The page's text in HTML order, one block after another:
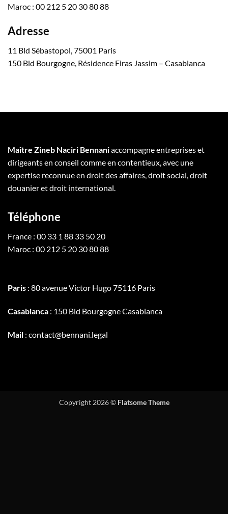
Maroc : 00 212 5 20 30 80 88
Adresse
11 Bld Sébastopol, 75001 Paris
150 Bld Bourgogne, Résidence Firas Jassim – Casablanca
Maître Zineb Naciri Bennaniaccompagne entreprises et
dirigeants en conseil comme en contentieux, avec une
expertise reconnue en droit des affaires, droit social, droit
douanier et droit international.
Téléphone
France : 00 33 1 88 33 50 20
Maroc : 00 212 5 20 30 80 88
Paris : 80 avenue Victor Hugo 75116 Paris
Casablanca : 150 Bld Bourgogne Casablanca
Mail : contact@bennani.legal
Copyright 2026 © Flatsome Theme